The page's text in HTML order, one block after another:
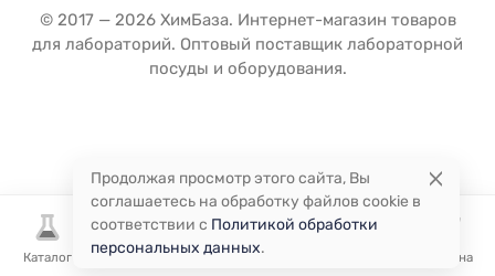
Каталог Избранное Корзина
© 2017 — 2026 ХимБаза. Интернет-магазин товаров
для лабораторий. Оптовый поставщик лабораторной
посуды и оборудования.
Продолжая просмотр этого сайта, Вы
соглашаетесь на обработку файлов cookie в
соответствии с Политикой обработки
персональных данных.